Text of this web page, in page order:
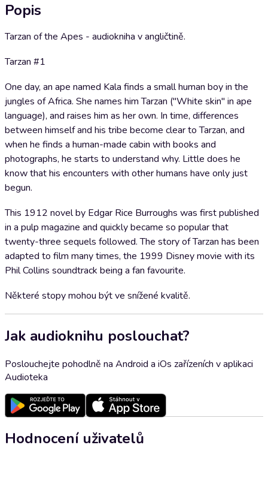
Popis
Tarzan of the Apes - audiokniha v angličtině.
Tarzan #1
One day, an ape named Kala finds a small human boy in the
jungles of Africa. She names him Tarzan ("White skin" in ape
language), and raises him as her own. In time, differences
between himself and his tribe become clear to Tarzan, and
when he finds a human-made cabin with books and
photographs, he starts to understand why. Little does he
know that his encounters with other humans have only just
begun.
This 1912 novel by Edgar Rice Burroughs was first published
in a pulp magazine and quickly became so popular that
twenty-three sequels followed. The story of Tarzan has been
adapted to film many times, the 1999 Disney movie with its
Phil Collins soundtrack being a fan favourite.
Některé stopy mohou být ve snížené kvalitě.
Jak audioknihu poslouchat?
Poslouchejte pohodlně na Android a iOs zařízeních v aplikaci
Audioteka
Hodnocení uživatelů